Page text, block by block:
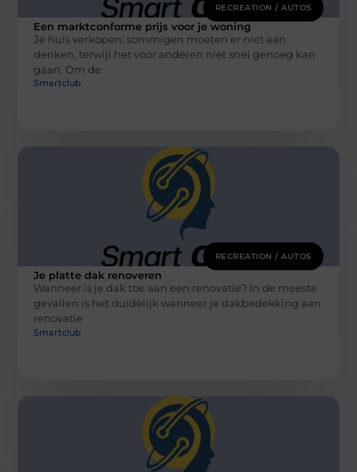
RECREATION / AUTOS
Een marktconforme prijs voor je woning
Je huis verkopen: sommigen moeten er niet aan
denken, terwijl het voor anderen niet snel genoeg kan
gaan. Om de
Smartclub
RECREATION / AUTOS
Je platte dak renoveren
Wanneer is je dak toe aan een renovatie? In de meeste
gevallen is het duidelijk wanneer je dakbedekking aan
renovatie
Smartclub